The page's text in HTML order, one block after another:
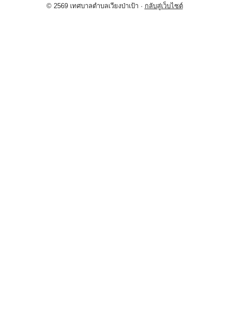
© 2569 เทศบาลตำบลเวียงป่าเป้า · กลับสู่เว็บไซต์